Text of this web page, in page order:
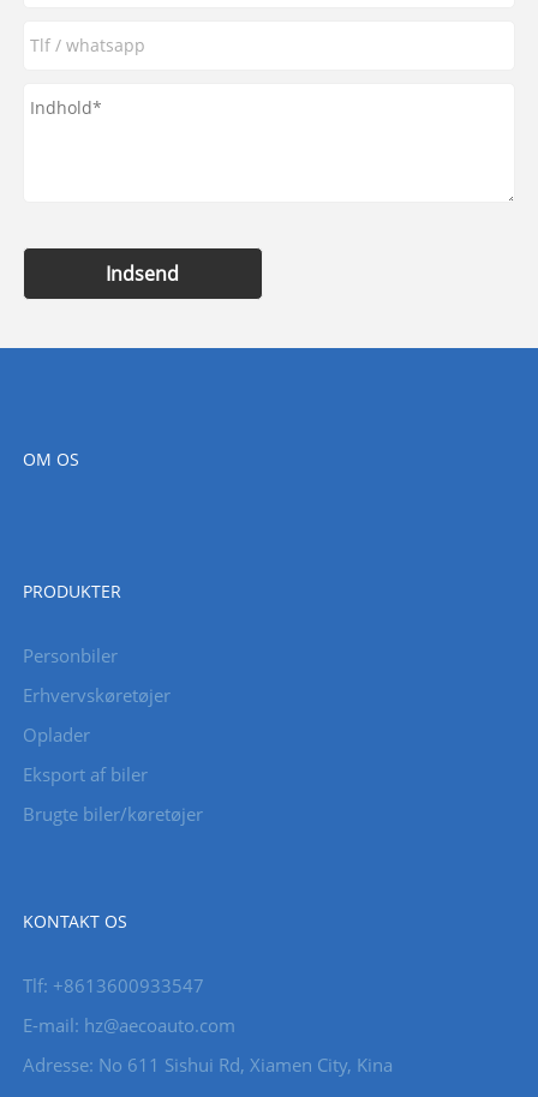
Indsend
OM OS
PRODUKTER
Personbiler
Erhvervskøretøjer
Oplader
Eksport af biler
Brugte biler/køretøjer
KONTAKT OS
Tlf: +8613600933547
E-mail: hz@aecoauto.com
Adresse: No 611 Sishui Rd, Xiamen City, Kina